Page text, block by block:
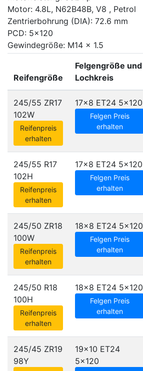
Motor: 4.8L, N62B48B, V8 , Petrol
Zentrierbohrung (DIA): 72.6 mm
PCD: 5x120
Gewindegröße: M14 x 1.5
Reifengröße
Felgengröße und
Lochkreis
245/55 ZR17
102W
Reifenpreis
erhalten
17x8 ET24 5x120
Felgen Preis
erhalten
245/55 R17
102H
Reifenpreis
erhalten
17x8 ET24 5x120
Felgen Preis
erhalten
245/50 ZR18
100W
Reifenpreis
erhalten
18x8 ET24 5x120
Felgen Preis
erhalten
245/50 R18
100H
Reifenpreis
erhalten
18x8 ET24 5x120
Felgen Preis
erhalten
245/45 ZR19
98Y
19x10 ET24
5x120